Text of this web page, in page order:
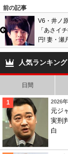
前の記事
V6・井ノ
「あさイ
円! 妻・瀬
子供と優
感はSMAP
人気ランキング
日間
2026
元ジ
実刑
白